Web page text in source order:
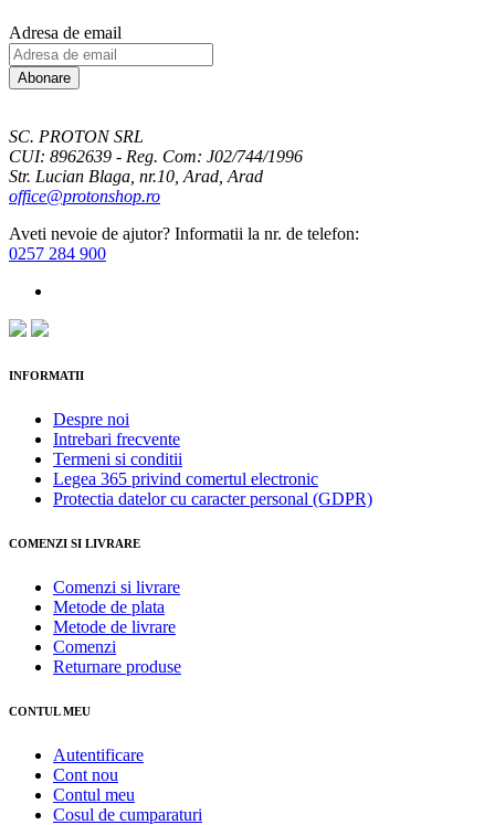
Adresa de email
Abonare
SC. PROTON SRL
CUI: 8962639 - Reg. Com: J02/744/1996
Str. Lucian Blaga, nr.10, Arad, Arad
office@protonshop.ro
Aveti nevoie de ajutor? Informatii la nr. de telefon:
0257 284 900
INFORMATII
Despre noi
Intrebari frecvente
Termeni si conditii
Legea 365 privind comertul electronic
Protectia datelor cu caracter personal (GDPR)
COMENZI SI LIVRARE
Comenzi si livrare
Metode de plata
Metode de livrare
Comenzi
Returnare produse
CONTUL MEU
Autentificare
Cont nou
Contul meu
Cosul de cumparaturi